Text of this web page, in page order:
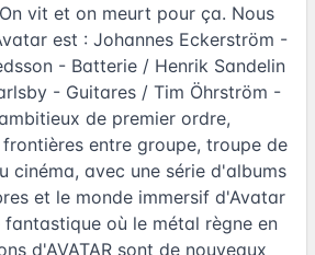
vit et on meurt pour ça. Nous
est : Johannes Eckerström -
- Batterie / Henrik Sandelin
- Guitares / Tim Öhrström -
de premier ordre,
frontières entre groupe, troupe de
cinéma, avec une série d'albums
et le monde immersif d'Avatar
fantastique où le métal règne en
d'AVATAR sont de nouveaux